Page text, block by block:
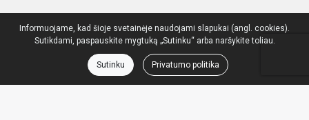
Informuojame, kad šioje svetainėje naudojami slapukai (angl. cookies).
Sutikdami, paspauskite mygtuką „Sutinku“ arba naršykite toliau.
Sutinku Privatumo politika